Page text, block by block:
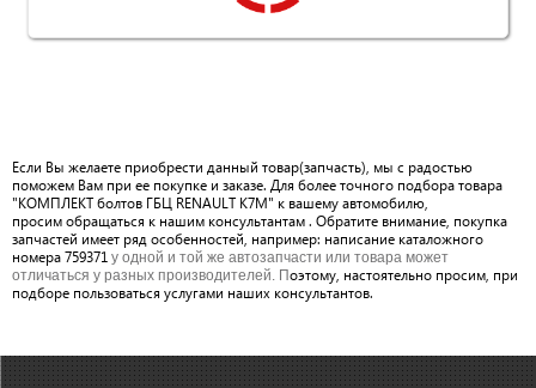
Если Вы желаете приобрести данный товар(запчасть), мы с радостью
поможем Вам при ее покупке и заказе. Для более точного подбора товара
"КОМПЛЕКТ болтов ГБЦ RENAULT K7M" к вашему автомобилю,
просим обращаться к нашим консультантам . Обратите внимание, покупка
запчастей имеет ряд особенностей, например: написание каталожного
номера 759371 у одной и той же автозапчасти или товара может
отличаться у разных производителей. Поэтому, настоятельно просим, при
подборе пользоваться услугами наших консультантов.